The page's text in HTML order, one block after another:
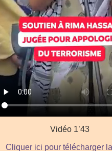
Vidéo 1’43
Cliquer ici pour télécharger